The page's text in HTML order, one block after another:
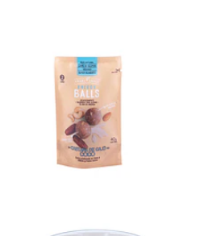
Energy balls
ca...
$1.450